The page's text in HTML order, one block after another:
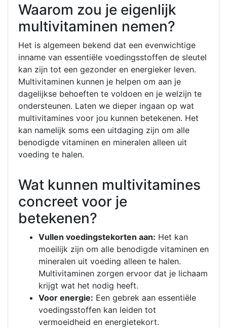
Waarom zou je eigenlijk
multivitaminen nemen?
Het is algemeen bekend dat een evenwichtige
inname van essentiële voedingsstoffen de sleutel
kan zijn tot een gezonder en energieker leven.
Multivitaminen kunnen je helpen om aan je
dagelijkse behoeften te voldoen en je welzijn te
ondersteunen. Laten we dieper ingaan op wat
multivitamines voor jou kunnen betekenen. Het
kan namelijk soms een uitdaging zijn om alle
benodigde vitaminen en mineralen alleen uit
voeding te halen.
Wat kunnen multivitamines
concreet voor je
betekenen?
Vullen voedingstekorten aan: Het kan
moeilijk zijn om alle benodigde vitaminen en
mineralen uit voeding alleen te halen.
Multivitaminen zorgen ervoor dat je lichaam
krijgt wat het nodig heeft.
Voor energie: Een gebrek aan essentiële
voedingsstoffen kan leiden tot
vermoeidheid en energietekort.